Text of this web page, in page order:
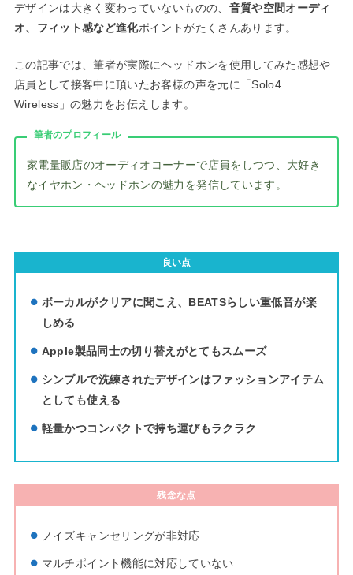
デザインは大きく変わっていないものの、 音質や空間オーディ
オ、フィット感など進化ポイントがたくさんあります。
この記事では、筆者が実際にヘッドホンを使用してみた感想や
店員として接客中に頂いたお客様の声を元に「Solo4
Wireless」の魅力をお伝えします。
筆者のプロフィール
家電量販店のオーディオコーナーで店員をしつつ、大好き
なイヤホン・ヘッドホンの魅力を発信しています。
良い点
ボーカルがクリアに聞こえ、BEATSらしい重低音が楽
しめる
Apple製品同士の切り替えがとてもスムーズ
シンプルで洗練されたデザインはファッションアイテム
としても使える
軽量かつコンパクトで持ち運びもラクラク
残念な点
ノイズキャンセリングが非対応
マルチポイント機能に対応していない